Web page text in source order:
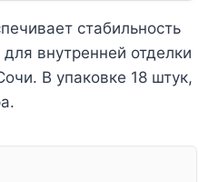
стабильность
внутренней отделки
В упаковке 18 штук,